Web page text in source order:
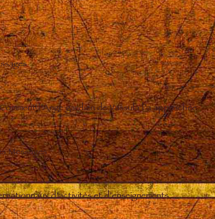
Comment l’Ange gardien de Vassula l’a approchée
Messages
d’activités et d’enseignements